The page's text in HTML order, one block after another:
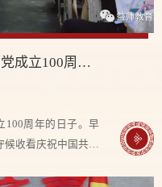
我校组织集中收看庆祝中国共产党成立100周年大会
100周年的日子。早
候收看庆祝中国共产